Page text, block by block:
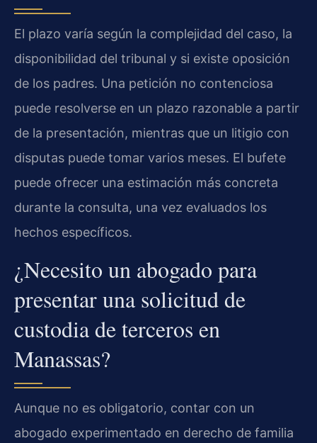
El plazo varía según la complejidad del caso, la
disponibilidad del tribunal y si existe oposición
de los padres. Una petición no contenciosa
puede resolverse en un plazo razonable a partir
de la presentación, mientras que un litigio con
disputas puede tomar varios meses. El bufete
puede ofrecer una estimación más concreta
durante la consulta, una vez evaluados los
hechos específicos.
¿Necesito un abogado para
presentar una solicitud de
custodia de terceros en
Manassas?
Aunque no es obligatorio, contar con un
abogado experimentado en derecho de familia